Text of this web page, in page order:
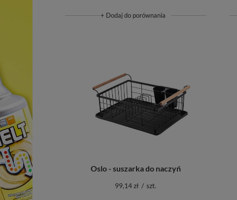
+ Dodaj do porównania
Oslo - suszarka do naczyń
99,14 zł / szt.